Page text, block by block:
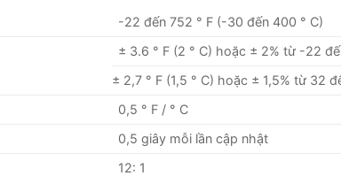
-22 đến 752 ° F (-30 đến 400 ° C)
± 3.6 ° F (2 ° C) hoặc ± 2% từ -22
± 2,7 ° F (1,5 ° C) hoặc ± 1,5% từ 32
0,5 ° F / ° C
0,5 giây mỗi lần cập nhật
12: 1